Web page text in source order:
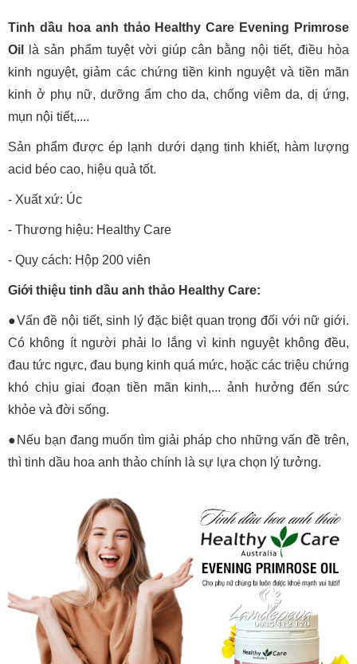
Tinh dầu hoa anh thảo Healthy Care Evening Primrose
Oil
là sản phẩm tuyệt vời giúp cân bằng nội tiết, điều hòa
kinh nguyệt, giảm các chứng tiền kinh nguyệt và tiền mãn
kinh ở phụ nữ, dưỡng ẩm cho da, chống viêm da, dị ứng,
mụn nội tiết,....
Sản phẩm được ép lạnh dưới dạng tinh khiết, hàm lượng
acid béo cao, hiệu quả tốt.
- Xuất xứ: Úc
- Thương hiệu: Healthy Care
- Quy cách: Hộp 200 viên
Giới thiệu tinh dầu anh thảo Healthy Care:
●Vấn đề nội tiết, sinh lý đặc biệt quan trọng đối với nữ giới.
Có không ít người phải lo lắng vì kinh nguyệt không đều,
đau tức ngực, đau bụng kinh quá mức, hoặc các triệu chứng
khó chịu giai đoạn tiền mãn kinh,... ảnh hưởng đến sức
khỏe và đời sống.
●Nếu bạn đang muốn tìm giải pháp cho những vấn đề trên,
thì tinh dầu hoa anh thảo chính là sự lựa chọn lý tưởng.